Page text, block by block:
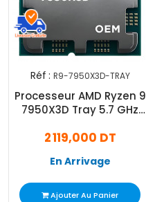
Réf : R9-7950X3D-TRAY
Processeur AMD Ryzen 9
7950X3D Tray 5.7 GHz
2 119,000 DT
En Arrivage
Ajouter Au Panier